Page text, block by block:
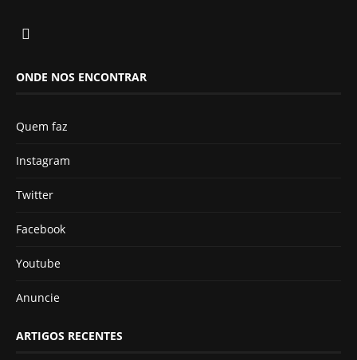
ONDE NOS ENCONTRAR
Quem faz
Instagram
Twitter
Facebook
Youtube
Anuncie
ARTIGOS RECENTES